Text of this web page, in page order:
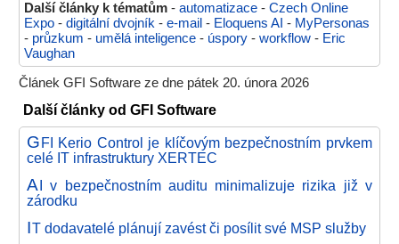
Další články k tématům - automatizace - Czech Online
Expo - digitální dvojník - e-mail - Eloquens AI - MyPersonas
- průzkum - umělá inteligence - úspory - workflow - Eric
Vaughan
Článek GFI Software ze dne pátek 20. února 2026
Další články od GFI Software
GFI Kerio Control je klíčovým bezpečnostním prvkem
celé IT infrastruktury XERTEC
AI v bezpečnostním auditu minimalizuje rizika již v
zárodku
IT dodavatelé plánují zavést či posílit své MSP služby